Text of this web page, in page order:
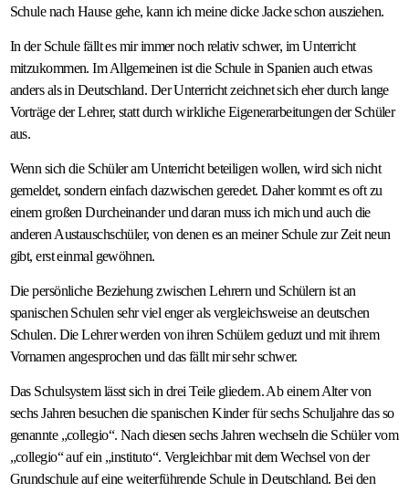
Schule nach Hause gehe, kann ich meine dicke Jacke schon ausziehen.
In der Schule fällt es mir immer noch relativ schwer, im Unterricht
mitzukommen. Im Allgemeinen ist die Schule in Spanien auch etwas
anders als in Deutschland. Der Unterricht zeichnet sich eher durch lange
Vorträge der Lehrer, statt durch wirkliche Eigenerarbeitungen der Schüler
aus.
Wenn sich die Schüler am Unterricht beteiligen wollen, wird sich nicht
gemeldet, sondern einfach dazwischen geredet. Daher kommt es oft zu
einem großen Durcheinander und daran muss ich mich und auch die
anderen Austauschschüler, von denen es an meiner Schule zur Zeit neun
gibt, erst einmal gewöhnen.
Die persönliche Beziehung zwischen Lehrern und Schülern ist an
spanischen Schulen sehr viel enger als vergleichsweise an deutschen
Schulen. Die Lehrer werden von ihren Schülern geduzt und mit ihrem
Vornamen angesprochen und das fällt mir sehr schwer.
Das Schulsystem lässt sich in drei Teile gliedern. Ab einem Alter von
sechs Jahren besuchen die spanischen Kinder für sechs Schuljahre das so
genannte „collegio“. Nach diesen sechs Jahren wechseln die Schüler vom
„collegio“ auf ein „instituto“. Vergleichbar mit dem Wechsel von der
Grundschule auf eine weiterführende Schule in Deutschland. Bei den